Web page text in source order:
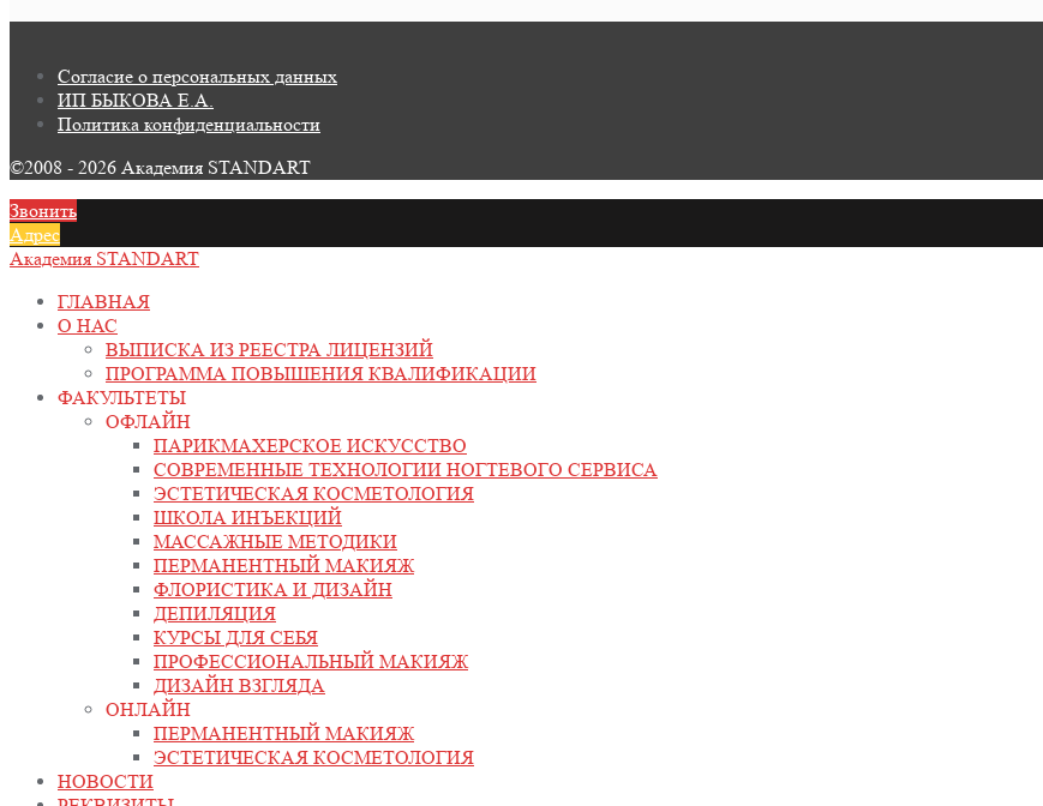
Согласие о персональных данных
ИП БЫКОВА Е.А.
Политика конфиденциальности
©2008 - 2026 Академия STANDART
Звонить
Адрес
Академия STANDART
ГЛАВНАЯ
О НАС
ВЫПИСКА ИЗ РЕЕСТРА ЛИЦЕНЗИЙ
ПРОГРАММА ПОВЫШЕНИЯ КВАЛИФИКАЦИИ
ФАКУЛЬТЕТЫ
ОФЛАЙН
ПАРИКМАХЕРСКОЕ ИСКУССТВО
СОВРЕМЕННЫЕ ТЕХНОЛОГИИ НОГТЕВОГО СЕРВИСА
ЭСТЕТИЧЕСКАЯ КОСМЕТОЛОГИЯ
ШКОЛА ИНЪЕКЦИЙ
МАССАЖНЫЕ МЕТОДИКИ
ПЕРМАНЕНТНЫЙ МАКИЯЖ
ФЛОРИСТИКА И ДИЗАЙН
ДЕПИЛЯЦИЯ
КУРСЫ ДЛЯ СЕБЯ
ПРОФЕССИОНАЛЬНЫЙ МАКИЯЖ
ДИЗАЙН ВЗГЛЯДА
ОНЛАЙН
ПЕРМАНЕНТНЫЙ МАКИЯЖ
ЭСТЕТИЧЕСКАЯ КОСМЕТОЛОГИЯ
НОВОСТИ